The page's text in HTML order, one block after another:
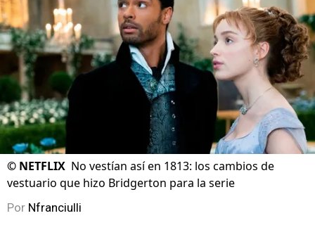
© NETFLIX No vestían así en 1813: los cambios de
vestuario que hizo Bridgerton para la serie
Por Nfranciulli